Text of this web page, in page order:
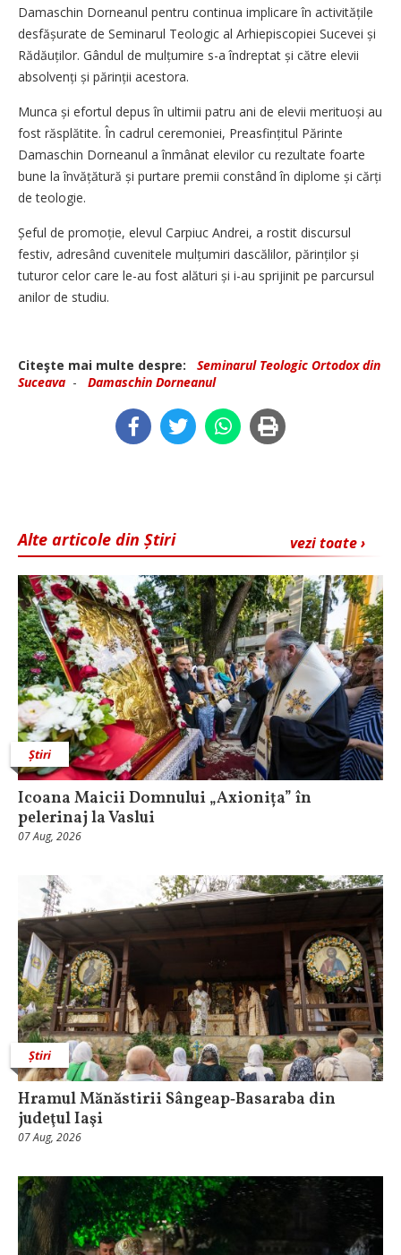
Damaschin Dorneanul pentru continua implicare în activitățile
desfășurate de Seminarul Teologic al Arhiepiscopiei Sucevei și
Rădăuților. Gândul de mulțumire s-a îndreptat și către elevii
absolvenți și părinții acestora.
Munca și efortul depus în ultimii patru ani de elevii merituoși au
fost răsplătite. În cadrul ceremoniei, Preasfințitul Părinte
Damaschin Dorneanul a înmânat elevilor cu rezultate foarte
bune la învățătură și purtare premii constând în diplome și cărți
de teologie.
Șeful de promoție, elevul Carpiuc Andrei, a rostit discursul
festiv, adresând cuvenitele mulțumiri dascălilor, părinților și
tuturor celor care le-au fost alături și i-au sprijinit pe parcursul
anilor de studiu.
Citeşte mai multe despre:
Seminarul Teologic Ortodox din
Suceava - Damaschin Dorneanul
vezi toate ›
Alte articole din Știri
Știri
Icoana Maicii Domnului „Axionița” în
pelerinaj la Vaslui
07 Aug, 2026
Știri
Hramul Mănăstirii Sângeap‑Basaraba din
judeţul Iaşi
07 Aug, 2026